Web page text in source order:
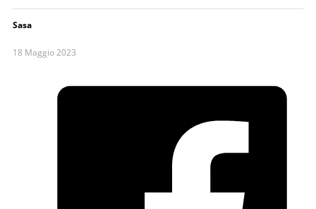
Sasa
18 Maggio 2023